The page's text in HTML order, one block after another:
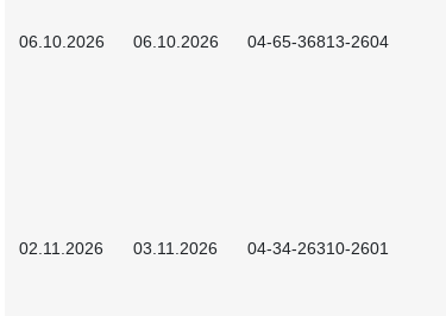
06.10.2026 06.10.2026 04-65-36813-2604
02.11.2026 03.11.2026 04-34-26310-2601